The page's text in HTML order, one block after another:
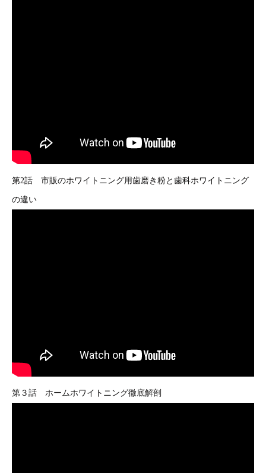
第2話 市販のホワイトニング用歯磨き粉と歯科ホワイトニング
の違い
第３話 ホームホワイトニング徹底解剖